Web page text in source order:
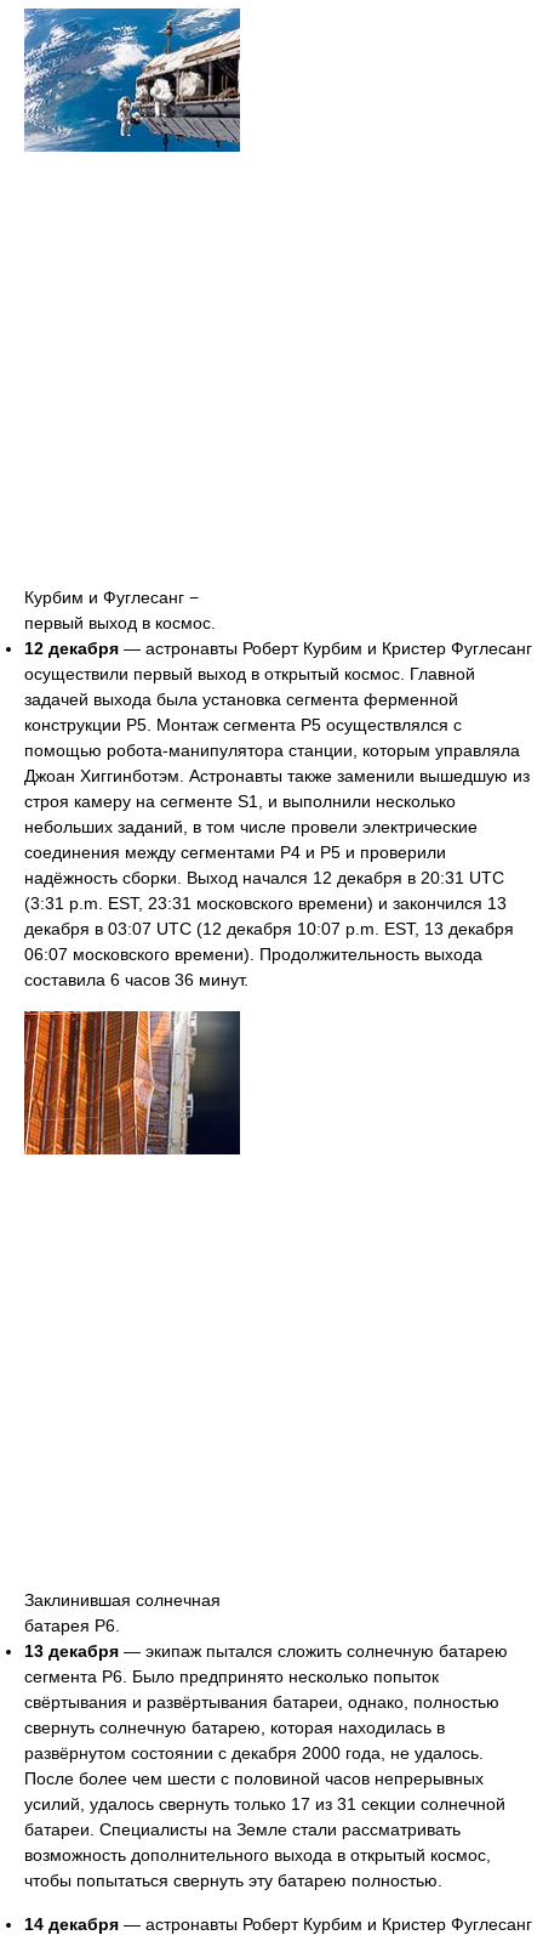
Курбим и Фуглесанг −
первый выход в космос.
12 декабря — астронавты Роберт Курбим и Кристер Фуглесанг
осуществили первый выход в открытый космос. Главной
задачей выхода была установка сегмента ферменной
конструкции Р5. Монтаж сегмента Р5 осуществлялся с
помощью робота-манипулятора станции, которым управляла
Джоан Хиггинботэм. Астронавты также заменили вышедшую из
строя камеру на сегменте S1, и выполнили несколько
небольших заданий, в том числе провели электрические
соединения между сегментами Р4 и Р5 и проверили
надёжность сборки. Выход начался 12 декабря в 20:31 UTC
(3:31 p.m. EST, 23:31 московского времени) и закончился 13
декабря в 03:07 UTC (12 декабря 10:07 p.m. EST, 13 декабря
06:07 московского времени). Продолжительность выхода
составила 6 часов 36 минут.
Заклинившая солнечная
батарея Р6.
13 декабря — экипаж пытался сложить солнечную батарею
сегмента Р6. Было предпринято несколько попыток
свёртывания и развёртывания батареи, однако, полностью
свернуть солнечную батарею, которая находилась в
развёрнутом состоянии с декабря 2000 года, не удалось.
После более чем шести с половиной часов непрерывных
усилий, удалось свернуть только 17 из 31 секции солнечной
батареи. Специалисты на Земле стали рассматривать
возможность дополнительного выхода в открытый космос,
чтобы попытаться свернуть эту батарею полностью.
14 декабря — астронавты Роберт Курбим и Кристер Фуглесанг